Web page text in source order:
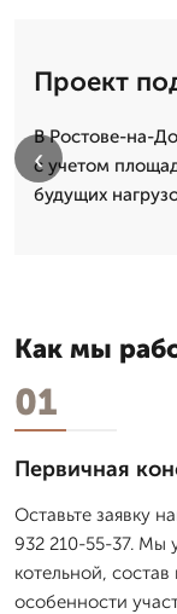
Проект
В Ростове-на-
с учетом
будущих
‹
Как мы
01
Первичная
Оставьте заявку
932 210-55-37. Мы
котельной,
особенности